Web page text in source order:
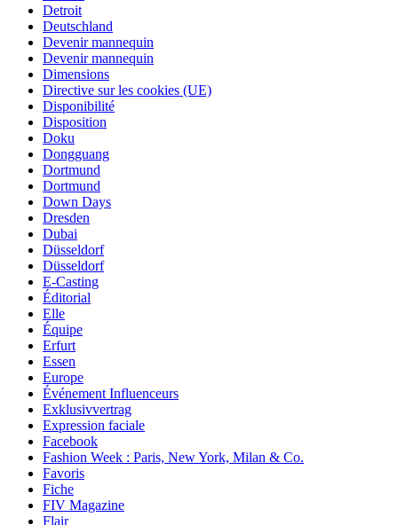
Detroit
Deutschland
Devenir mannequin
Devenir mannequin
Dimensions
Directive sur les cookies (UE)
Disponibilité
Disposition
Doku
Dongguang
Dortmund
Dortmund
Down Days
Dresden
Dubai
Düsseldorf
Düsseldorf
E-Casting
Éditorial
Elle
Équipe
Erfurt
Essen
Europe
Événement Influenceurs
Exklusivvertrag
Expression faciale
Facebook
Fashion Week : Paris, New York, Milan & Co.
Favoris
Fiche
FIV Magazine
Flair